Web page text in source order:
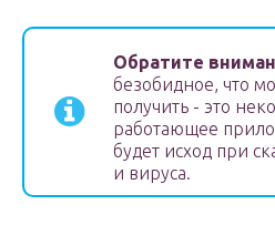
Обратите
безобидное, что
получить -­ это
работающее
будет исход при
и вируса.